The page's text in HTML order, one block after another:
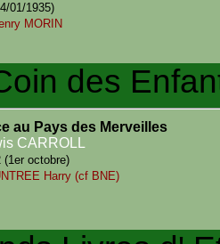
01/1935)
MORIN
des
au Pays des Merveilles
CARROLL
(1er octobre)
Harry (cf BNE)